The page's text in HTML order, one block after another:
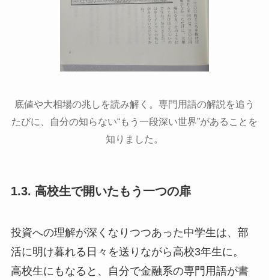
底値や大相場の兆しを読み解く。専門用語の解説を追う
たびに、自分の知らない“もう一段深い世界”があることを
知りました。
1.3. 高校生で開いたもう一つの扉
投資への理解が深くなりつつあった中学生は、部
活に明け暮れる日々を送りながら高校3年生に。
高校生にもなると、自分で金融系の専門用語が書